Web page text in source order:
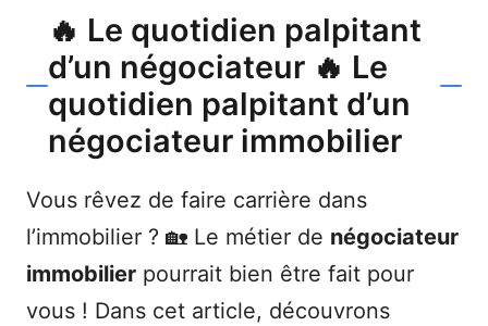
🔥 Le quotidien palpitant
d’un négociateur 🔥 Le
quotidien palpitant d’un
négociateur immobilier
Vous rêvez de faire carrière dans
l’immobilier ? 🏡 Le métier de négociateur
immobilier pourrait bien être fait pour
vous ! Dans cet article, découvrons